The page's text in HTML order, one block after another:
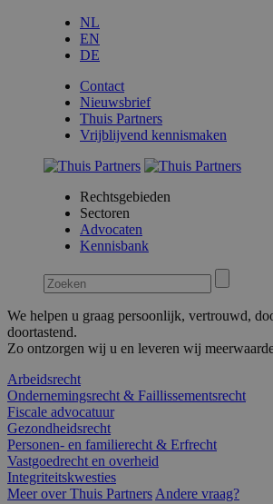
NL
EN
DE
Contact
Nieuwsbrief
Thuis Partners
Vrijblijvend kennismaken
Rechtsgebieden
Sectoren
Advocaten
Kennisbank
We helpen u graag persoonlijk, vertrouwd,
doortastend.
Zo ontzorgen wij u en leveren wij
Arbeidsrecht
Ondernemingsrecht & Faillissementsrecht
Fiscale advocatuur
Gezondheidsrecht
Personen- en familierecht & Erfrecht
Vastgoedrecht en overheid
Integriteitskwesties
Meer over Thuis Partners Andere vraag?